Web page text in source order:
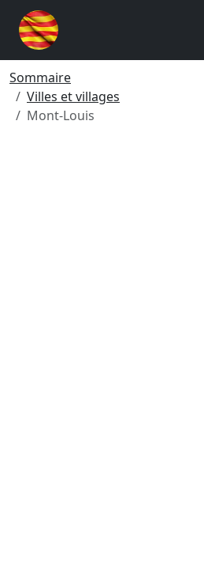
Sommaire
Villes et villages
Mont-Louis